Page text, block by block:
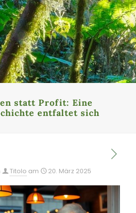
statt Profit: Eine
entfaltet sich
Titolo am 20. März 2025